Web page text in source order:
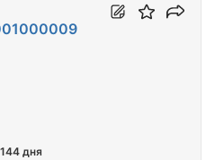
144 дня